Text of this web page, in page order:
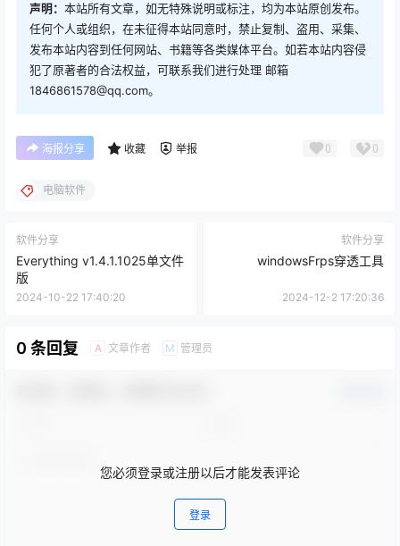
声明： 本站所有文章，如无特殊说明或标注，均为本站原创发布。
任何个人或组织，在未征得本站同意时，禁止复制、盗用、采集、
发布本站内容到任何网站、书籍等各类媒体平台。如若本站内容侵
犯了原著者的合法权益，可联系我们进行处理 邮箱
1846861578@qq.com。
海报分享 收藏 举报 0 0
电脑软件
软件分享
Everything v1.4.1.1025单文件
版
2024-10-22 17:40:20
软件分享
windowsFrps穿透工具
2024-12-2 17:20:36
0 条回复 A 文章作者 M 管理员
您必须登录或注册以后才能发表评论
登录